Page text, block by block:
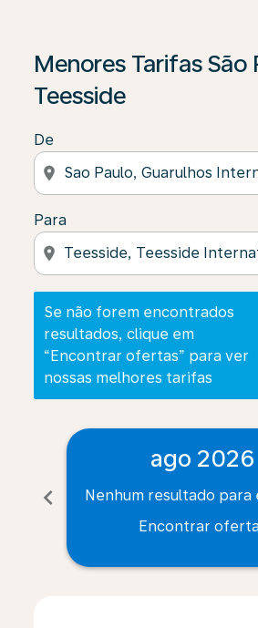
Menores Tarifas São
Teesside
De
location_on
Para
location_on
Se não forem encontrados
resultados, clique em
“Encontrar ofertas” para ver
nossas melhores tarifas
Se não forem encontrados
chevron_left
ago 2026
Nenhum resultado para
Encontrar